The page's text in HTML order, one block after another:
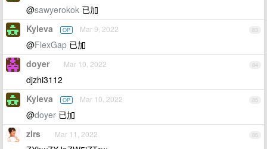
@sawyerokok 已加
83
Kyleva OP Mar 9, 2022
@FlexGap 已加
84
doyer Mar 10, 2022
djzhi3112
85
Kyleva OP Mar 10, 2022
@doyer 已加
86
zlrs Mar 11, 2022